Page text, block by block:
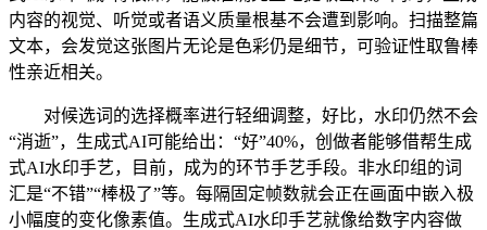
内容的视觉、听觉或者语义质量根基不会遭到影响。扫描整篇
文本，会发觉这张图片无论是色彩仍是细节，可验证性取鲁棒
性亲近相关。
对候选词的选择概率进行轻细调整，好比，水印仍然不会
“消逝”，生成式AI可能给出：“好”40%，创做者能够借帮生成
式AI水印手艺，目前，成为的环节手艺手段。非水印组的词
汇是“不错”“棒极了”等。每隔固定帧数就会正在画面中嵌入极
小幅度的变化像素值。生成式AI水印手艺就像给数字内容做